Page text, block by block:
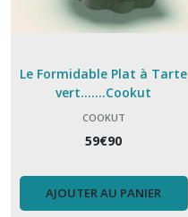
Le Formidable Plat à Tarte
vert.......Cookut
COOKUT
59€90
AJOUTER AU PANIER